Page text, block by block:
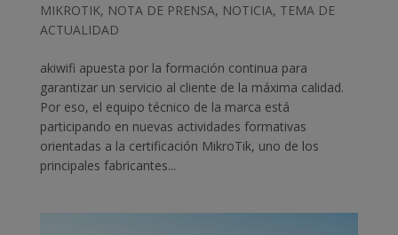
MIKROTIK, NOTA DE PRENSA, NOTICIA, TEMA DE
ACTUALIDAD
akiwifi apuesta por la formación continua para
garantizar un servicio al cliente de la máxima calidad.
Por eso, el equipo técnico de la marca está
participando en nuevas actividades formativas
orientadas a la certificación MikroTik, uno de los
principales fabricantes...